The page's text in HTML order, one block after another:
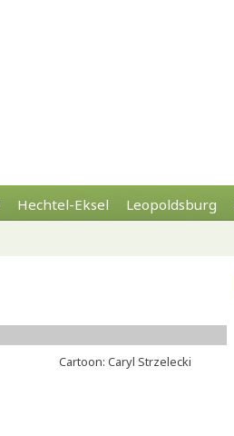
Hechtel-Eksel Leopoldsburg
Cartoon: Caryl Strzelecki